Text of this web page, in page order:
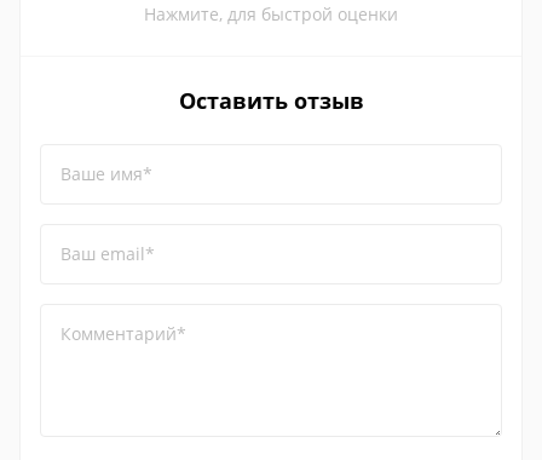
Нажмите, для быстрой оценки
Оставить отзыв
Ваше имя*
Ваш email*
Комментарий*